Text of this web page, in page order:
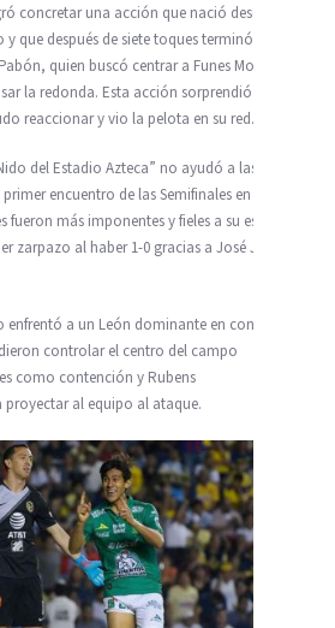
concretar una acción que nació desde su
que después de siete toques terminó con
quien buscó centrar a Funes Mori,
la redonda. Esta acción sorprendió al
reaccionar y vio la pelota en su red.
del Estadio Azteca” no ayudó a las
encuentro de las Semifinales en
más imponentes y fieles a su estilo,
zarpazo al haber 1-0 gracias a José Juan
a un León dominante en contra de
controlar el centro del campo
como contención y Rubens
al equipo al ataque.